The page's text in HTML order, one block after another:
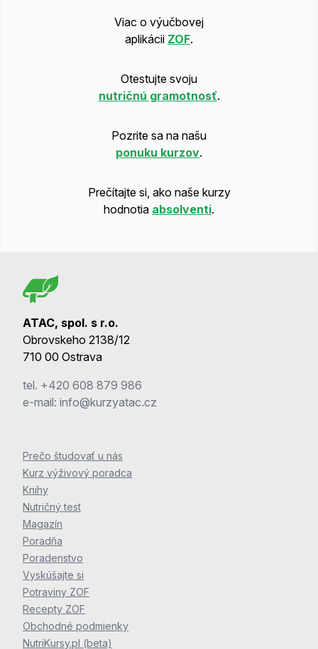
Viac o výučbovej
aplikácii ZOF.
Otestujte svoju
nutričnú gramotnosť.
Pozrite sa na našu
ponuku kurzov.
Prečítajte si, ako naše kurzy
hodnotia absolventi.
ATAC, spol. s r.o.
Obrovskeho 2138/12
710 00 Ostrava
tel. +420 608 879 986
e-mail: info@kurzyatac.cz
Prečo študovať u nás
Kurz výživový poradca
Knihy
Nutričný test
Magazín
Poradňa
Poradenstvo
Vyskúšajte si
Potraviny ZOF
Recepty ZOF
Obchodné podmienky
NutriKursy.pl (beta)